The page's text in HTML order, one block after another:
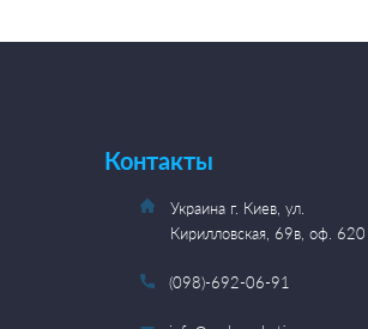
Контакты
Украина г. Киев, ул.
Кирилловская, 69в, оф. 620
(098)-692-06-91